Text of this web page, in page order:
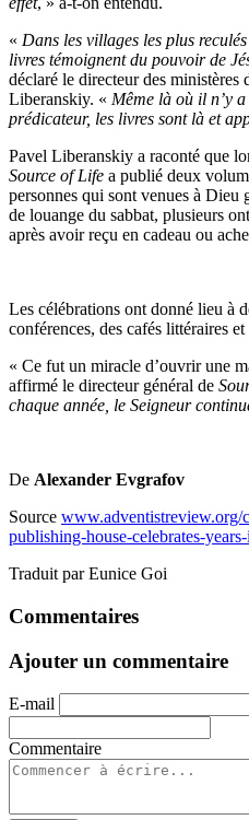
« Dans les villages les plus
livres témoignent du pouvoir de
déclaré le directeur des ministères
Liberanskiy. « Même là où il n’y
prédicateur, les livres sont là et
Pavel Liberanskiy a raconté que
Source of Life a publié deux
personnes qui sont venues à Dieu
de louange du sabbat, plusieurs
après avoir reçu en cadeau ou
Les célébrations ont donné lieu à
conférences, des cafés littéraires
« Ce fut un miracle d’ouvrir une
affirmé le directeur général de
chaque année, le Seigneur
De Alexander Evgrafov
Source www.adventistreview.org/
publishing-house-celebrates-
Traduit par Eunice Goi
Commentaires
Ajouter un commentaire
E-mail
Commentaire